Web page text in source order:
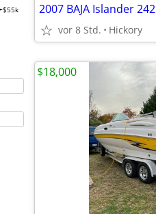
$55k 2007 BAJA Islander 242
vor 8 Std. Hickory
$18,000